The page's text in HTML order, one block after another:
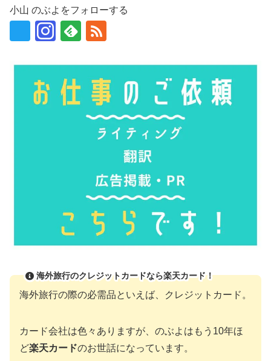
小山 のぶよをフォローする
海外旅行のクレジットカードなら楽天カード！
海外旅行の際の必需品といえば、クレジットカード。
カード会社は色々ありますが、のぶよはもう10年ほ
ど楽天カードのお世話になっています。